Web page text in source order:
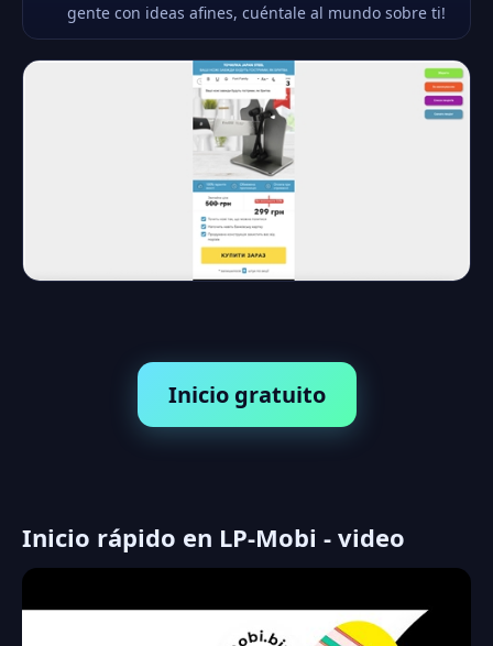
gente con ideas afines, cuéntale al mundo sobre ti!
Inicio gratuito
Inicio rápido en LP-Mobi - video